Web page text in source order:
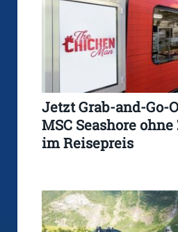
Jetzt Grab-and-Go-
MSC Seashore
im Reisepreis